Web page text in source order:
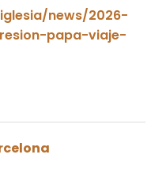
news/2026-
papa-viaje-